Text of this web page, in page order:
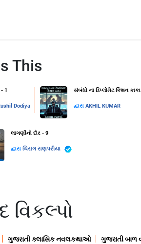
This
1
Dodiya
સંબંધો ના ડિપ્લોમેટ કિશન કાકા
દ્વારા AKHIL KUMAR
લાગણીનો દોર - 9
દ્વારા ચિરાગ રાણપરીયા
વિકલ્પો
ગુજરાતી ક્લાસિક નવલકથાઓ ગુજરાતી બાળ